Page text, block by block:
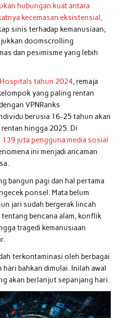
hubungan kuat antara
kecemasan eksistensial,
sinis terhadap kemanusiaan;
doomscrolling
dan pesimisme yang lebih
tahun 2024, remaja
yang paling rentan
VPNRanks
berusia 16-25 tahun akan
hingga 2025. Di
139 juta pengguna media sosial
ini menjadi ancaman
bangun pagi dan hal pertama
ponsel. Mata belum
jari sudah bergerak lincah
bencana alam, konflik
tragedi kemanusiaan
terkontaminasi oleh berbagai
bahkan dimulai. Inilah awal
akan berlanjut sepanjang hari.